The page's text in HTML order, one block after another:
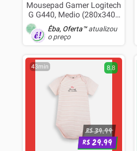
Mousepad Gamer Logitech
G G440, Medio (280x340),
Baixo Atrito - 943-000790
Êba, Oferta™atualizou
o preço
43min 8.8
R$39.99
R$29.99